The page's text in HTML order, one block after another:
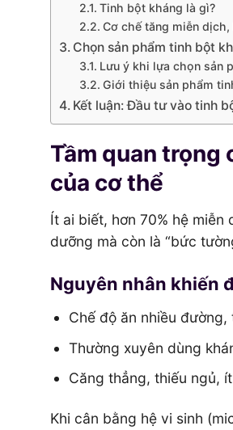
Tinh bột kháng là gì?
Cơ chế tăng miễn
Chọn sản phẩm tinh bột
Lưu ý khi lựa chọn sản
Giới thiệu sản phẩm
Kết luận: Đầu tư vào tinh
Tầm quan trọng
của cơ thể
Ít ai biết, hơn 70% hệ miễn
dưỡng mà còn là “bức
Nguyên nhân khiến
Chế độ ăn nhiều đường,
Thường xuyên dùng
Căng thẳng, thiếu ngủ,
Khi cân bằng hệ vi sinh